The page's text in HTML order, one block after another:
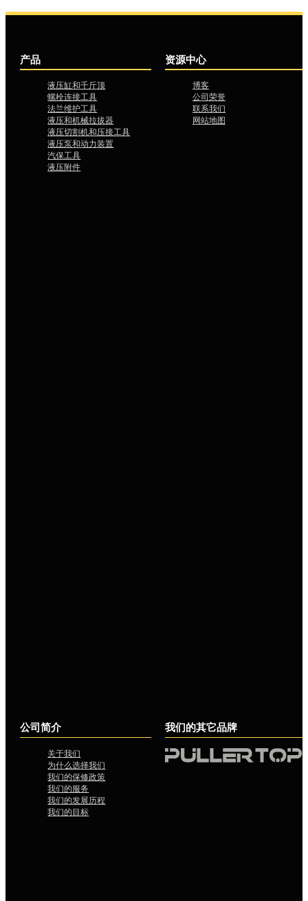
产品
液压缸和千斤顶
螺栓连接工具
法兰维护工具
液压和机械拉拔器
液压切割机和压接工具
液压泵和动力装置
汽保工具
公司简介
关于我们
为什么选择我们
我们的保修政策
我们的服务
我们的发展历程
我们的其它品牌
资源中心
博客
公司荣誉
联系我们